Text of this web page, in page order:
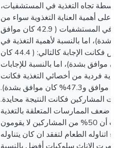
تجاه التغذية في المستشفيات،
أهمية العناية التغذوية سواء من
حيث اعطاء الأولوية لها في المستشفيات ( 42.9 كان موافق
بشدة)، اما بالنسبة لأهمية التغذية في
التعافي من المرض فكانت الإجابة كالتالي: ( 44.4 كان
و 47.8% كان موافق بشدة)، اما بالنسبة للإجابات
فردية من أخصائي التغذية فكانت
جيدة أيضاً ( 40.5 كان موافق و47.3% كان موافق بشدة).
المشاركين فكانت النتيجة محايدة.
ضعف الممارسات المتعلقة بالتغذية
لدى المشاركين حيث أن 50% من المشاركين لا يقومون
اتناوله الطعام لتفقد ان كان يتناوله